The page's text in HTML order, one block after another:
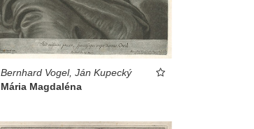
Bernhard Vogel, Ján Kupecký
Mária Magdaléna